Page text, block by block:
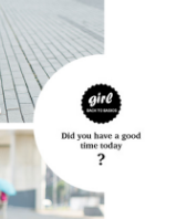
有效，需透過AFTEE先享
面顯示為準，若有關於
請聯繫「AFTEE先享後付
support/home
先享後付」服務完成之交
交易相關給付款項請求債